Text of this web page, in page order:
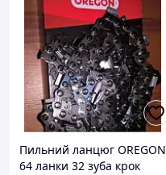
Пильний ланцюг OREGON
64 ланки 32 зуба крок